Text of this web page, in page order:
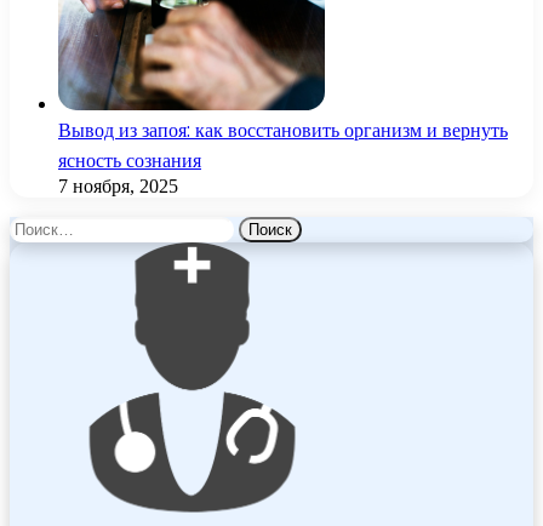
Вывод из запоя: как восстановить организм и вернуть
ясность сознания
7 ноября, 2025
Найти: